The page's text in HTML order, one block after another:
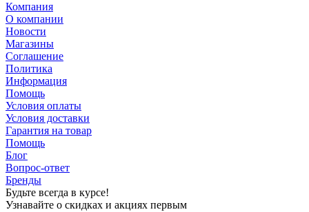
Компания
О компании
Новости
Магазины
Соглашение
Политика
Информация
Помощь
Условия оплаты
Условия доставки
Гарантия на товар
Помощь
Блог
Вопрос-ответ
Бренды
Будьте всегда в курсе!
Узнавайте о скидках и акциях первым